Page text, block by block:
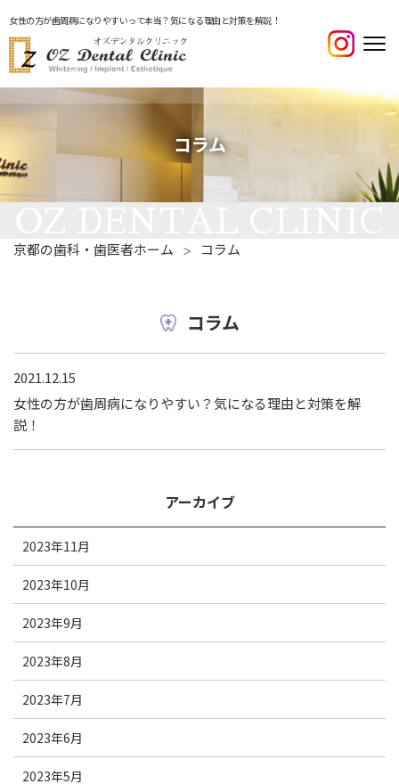
女性の方が歯周病になりやすいって本当？気になる理由と対策を解説！
コラム
京都の歯科・歯医者ホーム ＞ コラム
コラム
2021.12.15
女性の方が歯周病になりやすい？気になる理由と対策を解
説！
アーカイブ
2023年11月
2023年10月
2023年9月
2023年8月
2023年7月
2023年6月
2023年5月